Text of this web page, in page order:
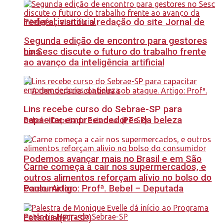
Federal, visitou a redação do site Jornal de
Lins.
Podemos avançar mais no Brasil e em São
Paulo. Artigo: Profª. Bebel – Deputada
Estadual(PT-SP)
Segunda edição de encontro para gestores
no Sesc discute o futuro do trabalho frente
ao avanço da inteligência artificial
Lins recebe curso do Sebrae-SP para
capacitar empreendedores da beleza
Carne começa a cair nos supermercados, e
outros alimentos reforçam alívio no bolso do
consumidor